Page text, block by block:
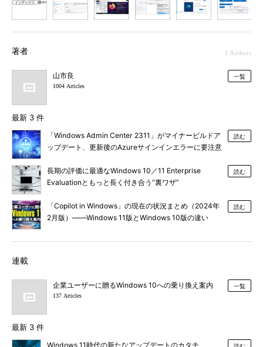
著者 1 Authors
山市良
1004 Articles
一覧
最新 3 件
「Windows Admin Center 2311」がマイナービルドア
ップデート、更新後のAzureサインインエラーに要注意
読む
長期の評価に最適なWindows 10／11 Enterprise
Evaluationともっと長く付き合う“裏ワザ”
読む
「Copilot in Windows」の現在の状況まとめ（2024年
2月版）――Windows 11版とWindows 10版の違い
読む
連載
企業ユーザーに贈るWindows 10への乗り換え案内
137 Articles
一覧
最新 3 件
Windows 11時代の新たなアップデートのカタチ